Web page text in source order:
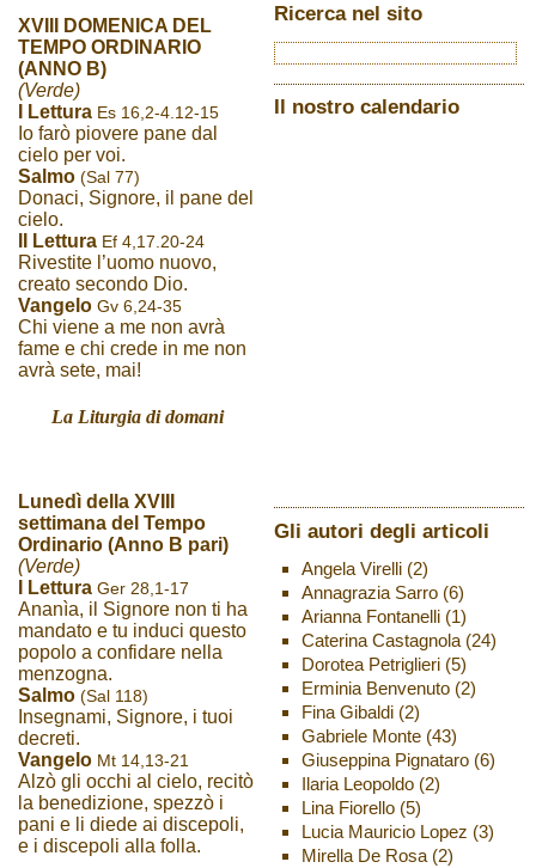
XVIII DOMENICA DEL
TEMPO ORDINARIO
(ANNO B)
(Verde)
I Lettura Es 16,2-4.12-15
Io farò piovere pane dal
cielo per voi.
Salmo (Sal 77)
Donaci, Signore, il pane del
cielo.
II Lettura Ef 4,17.20-24
Rivestite l’uomo nuovo,
creato secondo Dio.
Vangelo Gv 6,24-35
Chi viene a me non avrà
fame e chi crede in me non
avrà sete, mai!
La Liturgia di domani
Lunedì della XVIII
settimana del Tempo
Ordinario (Anno B pari)
(Verde)
I Lettura Ger 28,1-17
Ananìa, il Signore non ti ha
mandato e tu induci questo
popolo a confidare nella
menzogna.
Salmo (Sal 118)
Insegnami, Signore, i tuoi
decreti.
Vangelo Mt 14,13-21
Alzò gli occhi al cielo, recitò
la benedizione, spezzò i
pani e li diede ai discepoli,
e i discepoli alla folla.
Ricerca nel sito
Il nostro calendario
Gli autori degli articoli
Angela Virelli(2)
Annagrazia Sarro(6)
Arianna Fontanelli(1)
Caterina Castagnola(24)
Dorotea Petriglieri(5)
Erminia Benvenuto(2)
Fina Gibaldi(2)
Gabriele Monte(43)
Giuseppina Pignataro(6)
Ilaria Leopoldo(2)
Lina Fiorello(5)
Lucia Mauricio Lopez (3)
Mirella De Rosa(2)